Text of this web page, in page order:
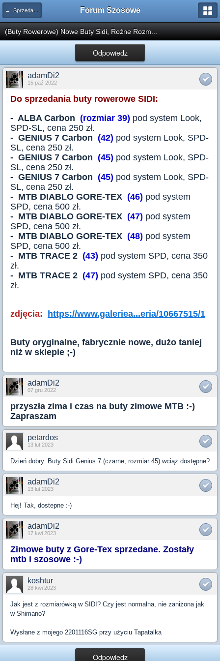
← Sprzedam / Oddam / Zamienię Forum Szosowe
(Buty Rowerowe) Nowe Buty Sidi, Rożne Rozm...
Odpowiedz
adamDi2
15 paź 2022
Do sprzedania buty rowerowe SIDI:
- ALBA Carbon (rozmiar 39) pod system Look,
SPD-SL, cena 250 zł.
- GENIUS 7 Carbon (42) pod system Look, SPD-
SL, cena 250 zł.
- GENIUS 7 Carbon (45) pod system Look, SPD-
SL, cena 250 zł.
- GENIUS 7 Carbon (45) pod system Look, SPD-
SL, cena 250 zł.
- MTB DIABLO GORE-TEX (46) pod system
SPD, cena 500 zł.
- MTB DIABLO GORE-TEX (47) pod system
SPD, cena 500 zł.
- MTB DIABLO GORE-TEX (48) pod system
SPD, cena 500 zł.
- MTB TRACE 2 (43) pod system SPD, cena 350
zł.
- MTB TRACE 2 (47) pod system SPD, cena 350
zł.
zdjęcia: https://www.galeriea...eria/10667515/1
Buty oryginalne, fabrycznie nowe, dużo taniej
niż w sklepie ;-)
adamDi2
07 gru 2022
przyszła zima i czas na buty zimowe MTB :-)
Zapraszam
petardos
13 lut 2023
Dzień dobry. Buty Sidi Genius 7 (czarne, rozmiar 45) wciąż dostępne?
adamDi2
13 lut 2023
Hej! Tak, dostepne :-)
adamDi2
17 kwi 2023
Zimowe buty z Gore-Tex sprzedane. Zostały
mtb i szosowe :-)
koshtur
28 kwi 2023
Jak jest z rozmiarówką w SIDI? Czy jest normalna, nie zaniżona jak
w Shimano?
Wysłane z mojego 2201116SG przy użyciu Tapatalka
Odpowiedz